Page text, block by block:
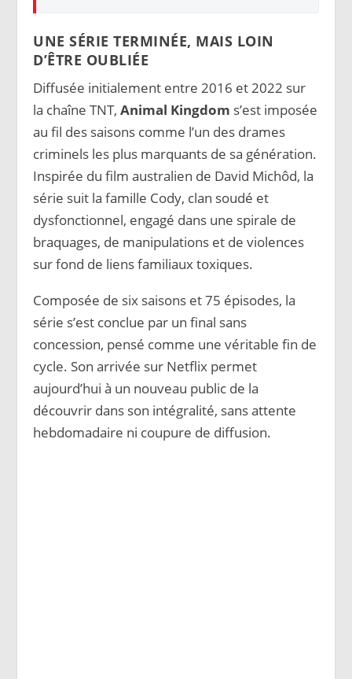
UNE SÉRIE TERMINÉE, MAIS LOIN
D’ÊTRE OUBLIÉE
Diffusée initialement entre 2016 et 2022 sur
la chaîne TNT,Animal Kingdom s’est imposée
au fil des saisons comme l’un des drames
criminels les plus marquants de sa génération.
Inspirée du film australien de David Michôd, la
série suit la famille Cody, clan soudé et
dysfonctionnel, engagé dans une spirale de
braquages, de manipulations et de violences
sur fond de liens familiaux toxiques.
Composée de six saisons et 75 épisodes, la
série s’est conclue par un final sans
concession, pensé comme une véritable fin de
cycle. Son arrivée sur Netflix permet
aujourd’hui à un nouveau public de la
découvrir dans son intégralité, sans attente
hebdomadaire ni coupure de diffusion.